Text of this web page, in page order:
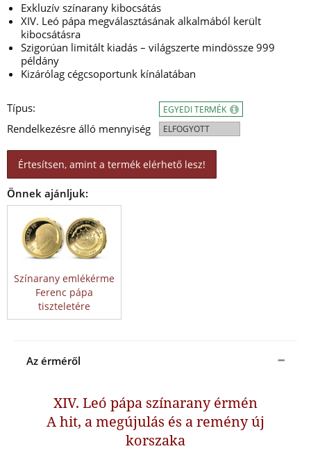
Exkluzív színarany kibocsátás
XIV. Leó pápa megválasztásának alkalmából került
kibocsátásra
Szigorúan limitált kiadás – világszerte mindössze 999
példány
Kizárólag cégcsoportunk kínálatában
Típus:
Rendelkezésre álló mennyiség
EGYEDI TERMÉK
ELFOGYOTT
Értesítsen, amint a termék elérhető lesz!
Önnek ajánljuk:
Színarany emlékérme
Ferenc pápa
tiszteletére
Az érméről
XIV. Leó pápa színarany érmén
A hit, a megújulás és a remény új
korszaka